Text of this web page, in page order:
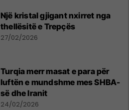
Një kristal gjigant nxirret nga
thellësitë e Trepçës
27/02/2026
Turqia merr masat e para për
luftën e mundshme mes SHBA-
së dhe Iranit
24/02/2026